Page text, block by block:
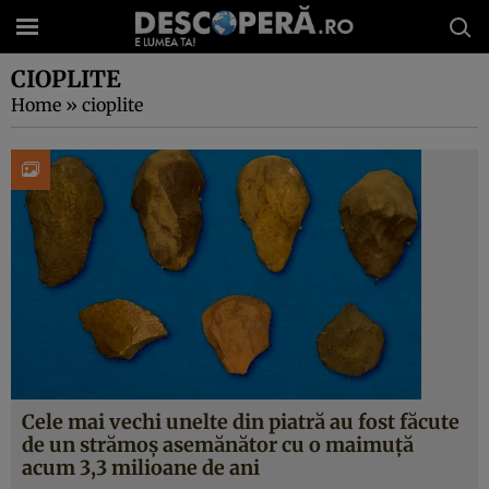
CIOPLITE
Home » cioplite
Cele mai vechi unelte din piatră au fost făcute
de un strămoș asemănător cu o maimuță
acum 3,3 milioane de ani